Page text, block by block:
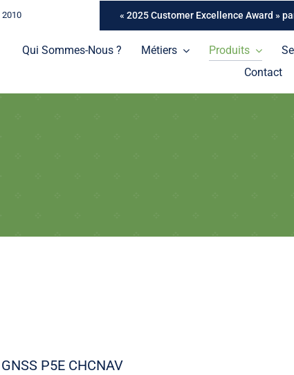
2010 « 2025 Customer Excellence Award »
Qui Sommes-Nous ? Métiers Produits
Contact
GNSS P5E CHCNAV